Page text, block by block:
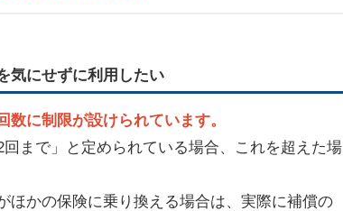
気にせずに利用したい
に制限が設けられています。
まで」と定められている場合、これを超えた場
ほかの保険に乗り換える場合は、実際に補償の